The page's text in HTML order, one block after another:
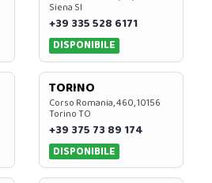
Siena SI
+39 335 528 6171
DISPONIBILE
TORINO
Corso Romania, 460, 10156
Torino TO
+39 375 73 89 174
DISPONIBILE